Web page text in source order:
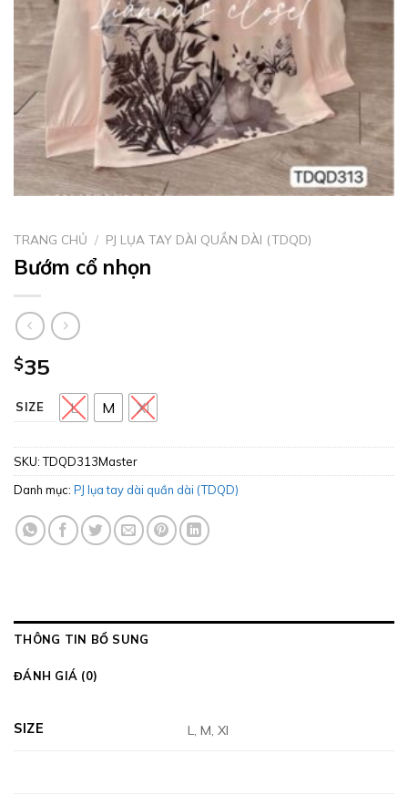
TRANG CHỦ / PJ LỤA TAY DÀI QUẦN DÀI (TDQD)
Bướm cổ nhọn
$35
SIZE L M Xl
SKU:TDQD313Master
Danh mục: PJ lụa tay dài quần dài (TDQD)
THÔNG TIN BỔ SUNG
ĐÁNH GIÁ (0)
SIZE L, M, Xl